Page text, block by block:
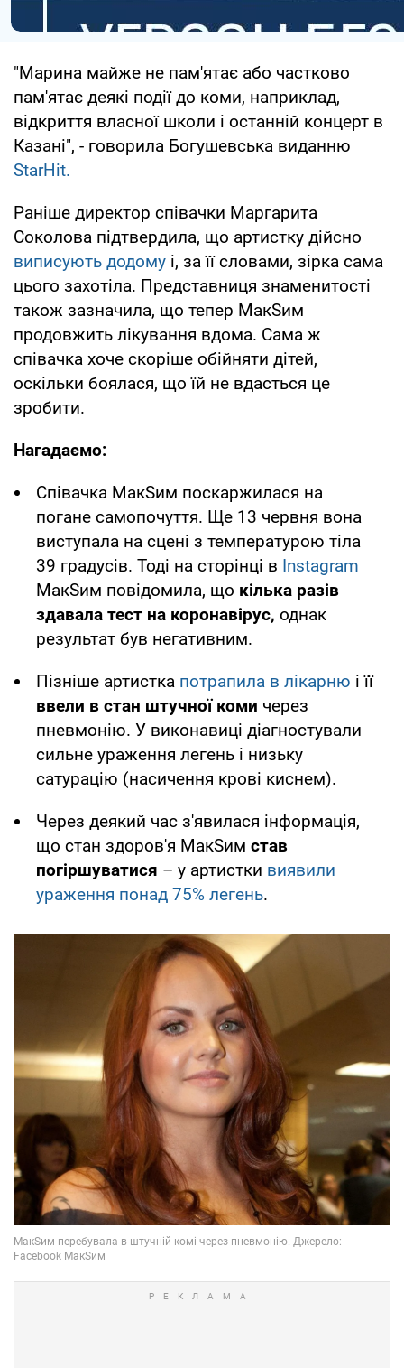
"Марина майже не пам'ятає або частково
пам'ятає деякі події до коми, наприклад,
відкриття власної школи і останній концерт в
Казані", - говорила Богушевська виданню
StarHit.
Раніше директор співачки Маргарита
Соколова підтвердила, що артистку дійсно
виписують додому і, за її словами, зірка сама
цього захотіла. Представниця знаменитості
також зазначила, що тепер МакSим
продовжить лікування вдома. Сама ж
співачка хоче скоріше обійняти дітей,
оскільки боялася, що їй не вдасться це
зробити.
Нагадаємо:
Співачка МакSим поскаржилася на
погане самопочуття. Ще 13 червня вона
виступала на сцені з температурою тіла
39 градусів. Тоді на сторінці в Instagram
МакSим повідомила, що кілька разів
здавала тест на коронавірус, однак
результат був негативним.
Пізніше артистка потрапила в лікарню і її
ввели в стан штучної коми через
пневмонію. У виконавиці діагностували
сильне ураження легень і низьку
сатурацію (насичення крові киснем).
Через деякий час з'явилася інформація,
що стан здоров'я МакSим став
погіршуватися – у артистки виявили
ураження понад 75% легень.